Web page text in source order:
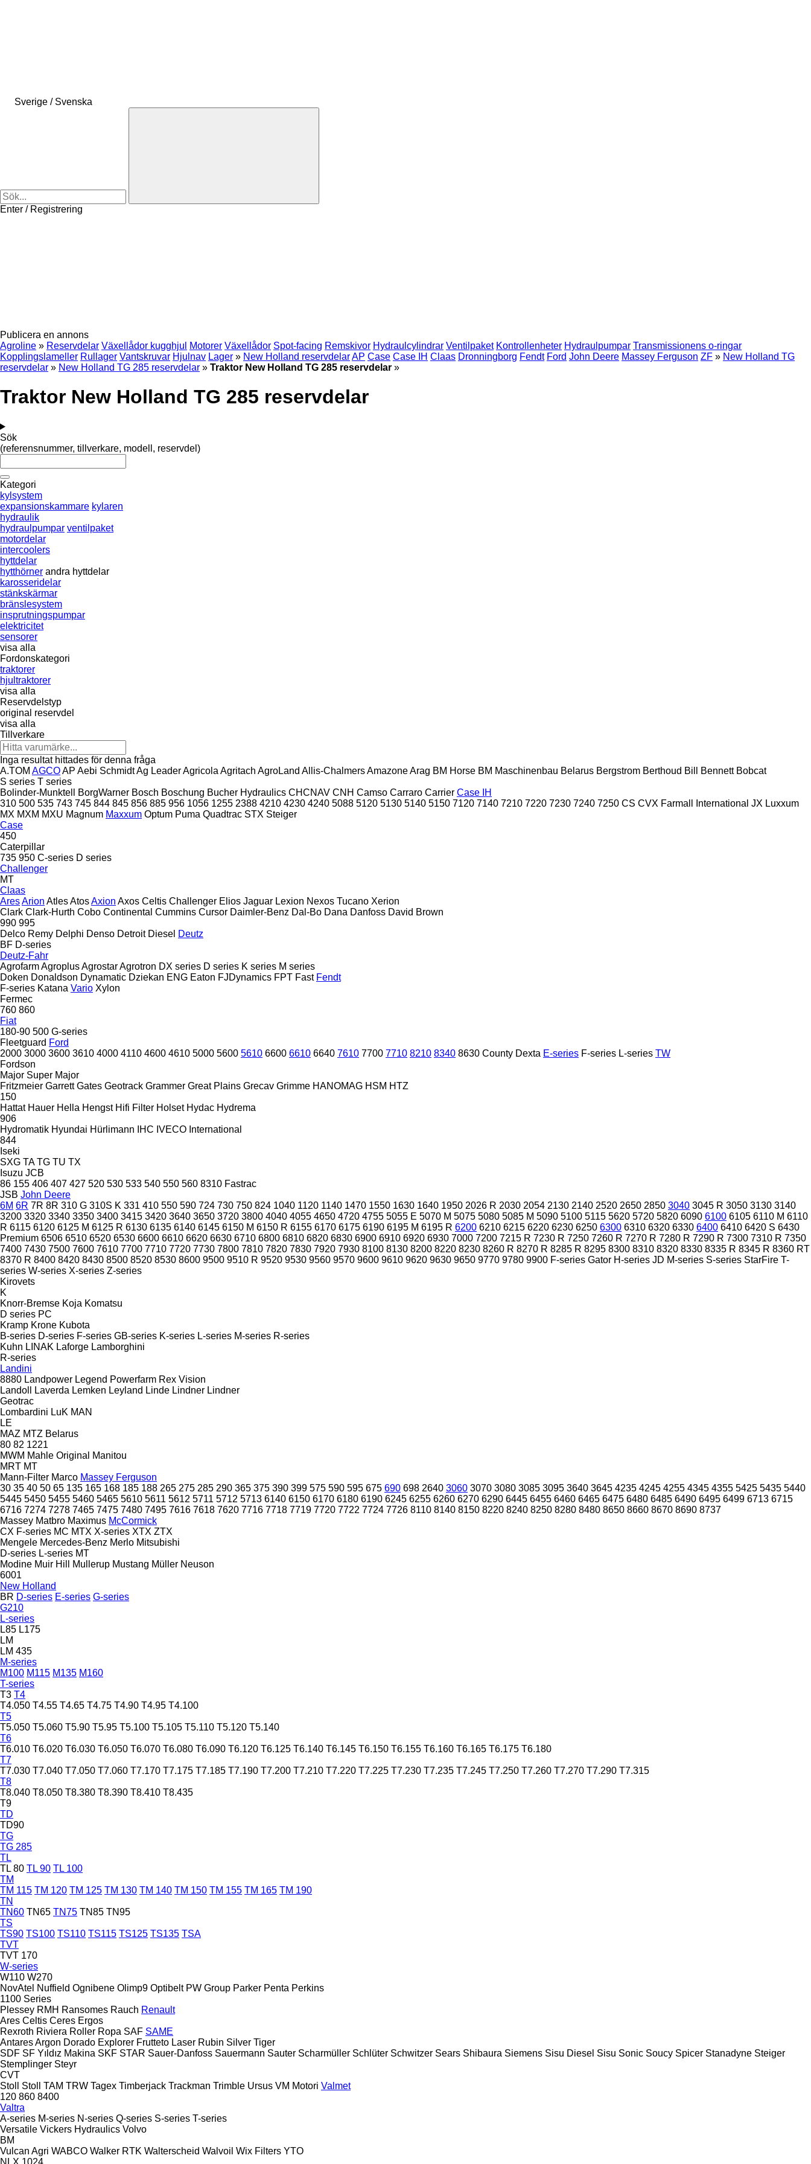
Sverige / Svenska
Enter / Registrering
Publicera en annons
Agroline » Reservdelar Växellådor kugghjul Motorer Växellådor Spot-facing Remskivor Hydraulcylindrar Ventilpaket Kontrollenheter Hydraulpumpar Transmissionens o-ringar
Kopplingslameller Rullager Vantskruvar Hjulnav Lager » New Holland reservdelarAP Case Case IH Claas Dronningborg Fendt Ford John Deere Massey Ferguson ZF » New Holland TG
reservdelar » New Holland TG 285 reservdelar » Traktor New Holland TG 285 reservdelar »
Traktor New Holland TG 285 reservdelar
Sök
(referensnummer, tillverkare, modell, reservdel)
Kategori
kylsystem
expansionskammare kylaren
hydraulik
hydraulpumpar ventilpaket
motordelar
intercoolers
hyttdelar
hytthörner andra hyttdelar
karosseridelar
stänkskärmar
bränslesystem
insprutningspumpar
elektricitet
sensorer
visa alla
Fordonskategori
traktorer
hjultraktorer
visa alla
Reservdelstyp
original reservdel
visa alla
Tillverkare
Inga resultat hittades för denna fråga
A.TOM AGCOAP Aebi SchmidtAg LeaderAgricola Agritach AgroLand Allis-ChalmersAmazoneArag BM Horse BM Maschinenbau Belarus Bergstrom Berthoud Bill Bennett Bobcat
S series T series
Bolinder-Munktell
BorgWarner Bosch Boschung Bucher Hydraulics CHCNAV CNH Camso Carraro Carrier Case IH
310 500 535 743 745 844 845 856 885 956 1056 1255 2388 4210 4230 4240 5088 5120 5130 5140 5150 7120 7140 7210 7220 7230 7240 7250 CS CVX Farmall International JX Luxxum
MX MXM MXU Magnum Maxxum Optum Puma Quadtrac STX Steiger
Case
450
Caterpillar
735 950 C-series D series
Challenger
MT
Claas
AresArion AtlesAtosAxion Axos Celtis Challenger Elios Jaguar Lexion Nexos Tucano Xerion
Clark Clark-Hurth Cobo Continental Cummins Cursor Daimler-Benz Dal-Bo Dana Danfoss David Brown
990 995
Delco Remy Delphi Denso Detroit Diesel Deutz
BF D-series
Deutz-Fahr
AgrofarmAgroplusAgrostarAgrotron DX series D series K series M series
Doken Donaldson Dynamatic Dziekan ENG Eaton FJDynamics FPT Fast Fendt
F-series Katana Vario Xylon
Fermec
760 860
Fiat
180-90 500 G-series
Fleetguard Ford
2000 3000 3600 3610 4000 4110 4600 4610 5000 5600 5610 6600 6610 6640 7610 7700 7710 8210 8340 8630 County Dexta E-series F-series L-series TW
Fordson
Major Super Major
Fritzmeier Garrett Gates Geotrack Grammer Great Plains Grecav Grimme HANOMAG HSM HTZ
150
Hattat Hauer Hella Hengst Hifi Filter Holset Hydac Hydrema
906
Hydromatik Hyundai Hürlimann IHC IVECO International
844
Iseki
SXG TA TG TU TX
Isuzu JCB
86 155 406 407 427 520 530 533 540 550 560 8310 Fastrac
JSB John Deere
6M 6R 7R 8R 310 G 310S K 331 410 550 590 724 730 750 824 1040 1120 1140 1470 1550 1630 1640 1950 2026 R 2030 2054 2130 2140 2520 2650 2850 3040 3045 R 3050 3130 3140
3200 3320 3340 3350 3400 3415 3420 3640 3650 3720 3800 4040 4055 4650 4720 4755 5055 E 5070 M 5075 5080 5085 M 5090 5100 5115 5620 5720 5820 6090 6100 6105 6110 M 6110
R 6115 6120 6125 M 6125 R 6130 6135 6140 6145 6150 M 6150 R 6155 6170 6175 6190 6195 M 6195 R 6200 6210 6215 6220 6230 6250 6300 6310 6320 6330 6400 6410 6420 S 6430
Premium 6506 6510 6520 6530 6600 6610 6620 6630 6710 6800 6810 6820 6830 6900 6910 6920 6930 7000 7200 7215 R 7230 R 7250 7260 R 7270 R 7280 R 7290 R 7300 7310 R 7350
7400 7430 7500 7600 7610 7700 7710 7720 7730 7800 7810 7820 7830 7920 7930 8100 8130 8200 8220 8230 8260 R 8270 R 8285 R 8295 8300 8310 8320 8330 8335 R 8345 R 8360 RT
8370 R 8400 8420 8430 8500 8520 8530 8600 9500 9510 R 9520 9530 9560 9570 9600 9610 9620 9630 9650 9770 9780 9900 F-series Gator H-series JD M-series S-series StarFire T-
series W-series X-series Z-series
Kirovets
K
Knorr-Bremse Koja Komatsu
D series PC
Kramp Krone Kubota
B-series D-series F-series GB-series K-series L-series M-series R-series
Kuhn LINAK Laforge Lamborghini
R-series
Landini
8880 Landpower Legend Powerfarm Rex Vision
Landoll
Laverda Lemken Leyland Linde Lindner Lindner
Geotrac
Lombardini LuK MAN
LE
MAZ MTZ Belarus
80 82 1221
MWM Mahle Original
Manitou
MRT MT
Mann-Filter Marco Massey Ferguson
30 35 40 50 65 135 165 168 185 188 265 275 285 290 365 375 390 399 575 590 595 675 690 698 2640 3060 3070 3080 3085 3095 3640 3645 4235 4245 4255 4345 4355 5425 5435 5440
5445 5450 5455 5460 5465 5610 5611 5612 5711 5712 5713 6140 6150 6170 6180 6190 6245 6255 6260 6270 6290 6445 6455 6460 6465 6475 6480 6485 6490 6495 6499 6713 6715
6716 7274 7278 7465 7475 7480 7495 7616 7618 7620 7716 7718 7719 7720 7722 7724 7726 8110 8140 8150 8220 8240 8250 8280 8480 8650 8660 8670 8690 8737
Massey Matbro Maximus McCormick
CX F-series MC MTX X-series XTX ZTX
Mengele Mercedes-Benz Merlo Mitsubishi
D-series L-series MT
Modine Muir Hill Mullerup Mustang Müller Neuson
6001
New Holland
BR D-series E-series G-series
G210
L-series
L85 L175
LM
LM 435
M-series
M100 M115 M135 M160
T-series
T3 T4
T4.050 T4.55 T4.65 T4.75 T4.90 T4.95 T4.100
T5
T5.050 T5.060 T5.90 T5.95 T5.100 T5.105 T5.110 T5.120 T5.140
T6
T6.010 T6.020 T6.030 T6.050 T6.070 T6.080 T6.090 T6.120 T6.125 T6.140 T6.145 T6.150 T6.155 T6.160 T6.165 T6.175 T6.180
T7
T7.030 T7.040 T7.050 T7.060 T7.170 T7.175 T7.185 T7.190 T7.200 T7.210 T7.220 T7.225 T7.230 T7.235 T7.245 T7.250 T7.260 T7.270 T7.290 T7.315
T8
T8.040 T8.050 T8.380 T8.390 T8.410 T8.435
T9
TD
TD90
TG
TG 285
TL
TL 80 TL 90 TL 100
TM
TM 115 TM 120 TM 125 TM 130 TM 140 TM 150 TM 155 TM 165 TM 190
TN
TN60 TN65 TN75 TN85 TN95
TS
TS90 TS100 TS110 TS115 TS125 TS135 TSA
TVT
TVT 170
W-series
W110 W270
NovAtel Nuffield Ognibene Olimp9 Optibelt PW Group Parker Penta Perkins
1100 Series
Plessey RMH Ransomes Rauch Renault
Ares Celtis Ceres Ergos
Rexroth Riviera Roller Ropa SAF SAME
AntaresArgon Dorado Explorer Frutteto Laser Rubin Silver Tiger
SDF SF Yıldız Makina SKF STAR Sauer-Danfoss Sauermann Sauter Scharmüller Schlüter Schwitzer Sears Shibaura Siemens Sisu Diesel Sisu Sonic Soucy Spicer Stanadyne Steiger
Stemplinger Steyr
CVT
Stoll
Stoll TAM TRW Tagex Timberjack Trackman Trimble Ursus VM Motori Valmet
120 860 8400
Valtra
A-series M-series N-series Q-series S-series T-series
Versatile Vickers Hydraulics Volvo
BM
Vulcan Agri WABCO Walker RTK Walterscheid Walvoil Wix Filters YTO
NLX 1024